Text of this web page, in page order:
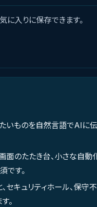
に入りに保存できます。
たいものを自然言語でAIに
面のたたき台、小さな自
です。
セキュリティホール、保守
。